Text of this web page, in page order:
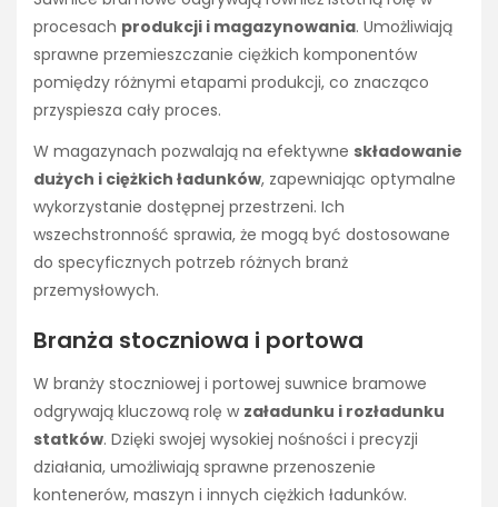
procesach produkcji i magazynowania. Umożliwiają
sprawne przemieszczanie ciężkich komponentów
pomiędzy różnymi etapami produkcji, co znacząco
przyspiesza cały proces.
W magazynach pozwalają na efektywne składowanie
dużych i ciężkich ładunków, zapewniając optymalne
wykorzystanie dostępnej przestrzeni. Ich
wszechstronność sprawia, że mogą być dostosowane
do specyficznych potrzeb różnych branż
przemysłowych.
Branża stoczniowa i portowa
W branży stoczniowej i portowej suwnice bramowe
odgrywają kluczową rolę w załadunku i rozładunku
statków. Dzięki swojej wysokiej nośności i precyzji
działania, umożliwiają sprawne przenoszenie
kontenerów, maszyn i innych ciężkich ładunków.